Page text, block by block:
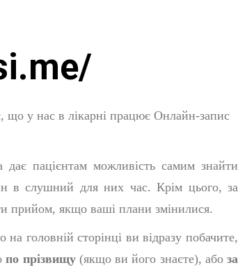
у нас в лікарні працює Онлайн-запис
пацієнтам можливість самим знайти
в слушний для них час. Крім цього, за
прийом, якщо ваші плани змінилися.
головній сторінці ви відразу побачите,
по прізвищу(якщо ви його знаєте), абоза